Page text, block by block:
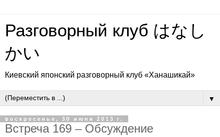
Разговорный клуб はなし
かい
Киевский японский разговорный клуб «Ханашикай»
▼
воскресенье, 30 июня 2013 г.
Встреча 169 – Обсуждение